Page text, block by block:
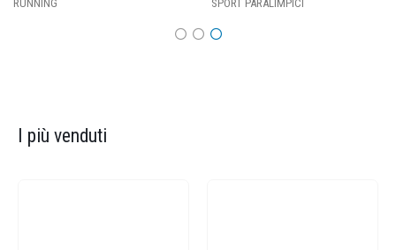
RUNNING SPORT PARALIMPICI
I più venduti